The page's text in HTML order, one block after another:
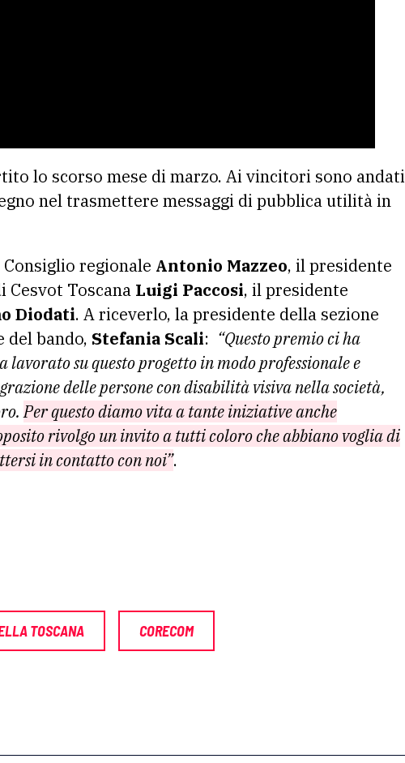
lo scorso mese di marzo. Ai vincitori sono andati
nel trasmettere messaggi di pubblica utilità in
regionale Antonio Mazzeo, il presidente
Cesvot Toscana Luigi Paccosi, il presidente
Diodati. A riceverlo, la presidente della sezione
del bando, Stefania Scali: “Questo premio ci ha
su questo progetto in modo professionale e
delle persone con disabilità visiva nella società,
Per questo diamo vita a tante iniziative anche
rivolgo un invito a tutti coloro che abbiano voglia di
in contatto con noi”.
TOSCANA CORECOM